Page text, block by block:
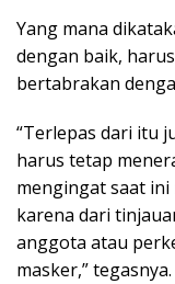
Yang mana
dengan baik,
bertabrakan
“Terlepas dari itu
harus tetap
mengingat saat ini
karena dari
anggota atau
masker,” tegasnya.